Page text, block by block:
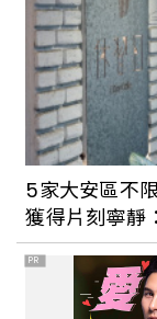
5家大安區不
獲得片刻寧
PR